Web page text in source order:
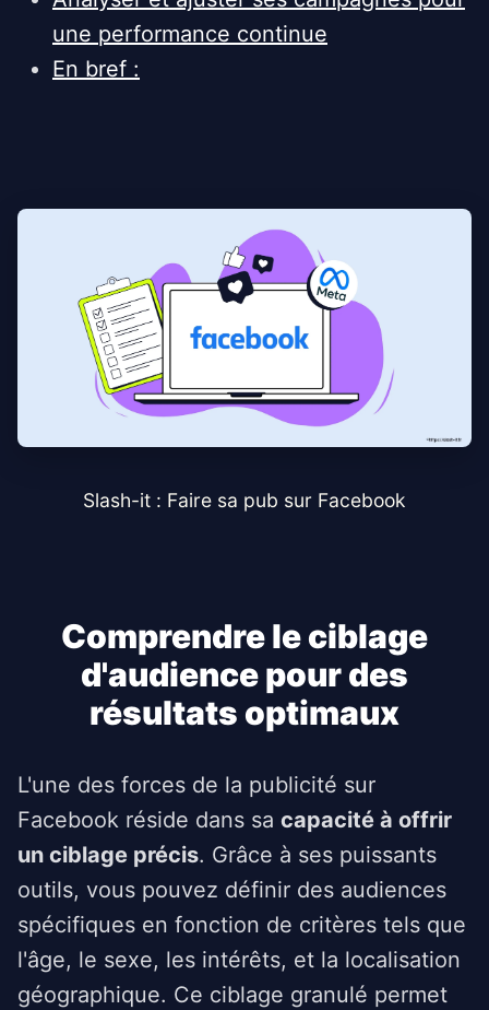
une performance continue
En bref :
Slash-it : Faire sa pub sur Facebook
Comprendre le ciblage
d'audience pour des
résultats optimaux
L'une des forces de la publicité sur
Facebook réside dans sa capacité à offrir
un ciblage précis. Grâce à ses puissants
outils, vous pouvez définir des audiences
spécifiques en fonction de critères tels que
l'âge, le sexe, les intérêts, et la localisation
géographique. Ce ciblage granulé permet